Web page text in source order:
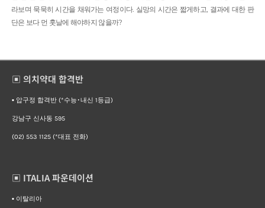
라보며 묵묵히 시간을 채워가는 여정이다. 실망의 시간은 짧게하고, 결과에 대한 판
단은 보다 먼 훗날에 해야하지 않을까?
▣ 의치약대 합격반
▪︎ 압구정 합격반 (*수능･내신 1등급)
강남구 신사동 595
(02) 553 1125 (*대표 전화)
▣ ITALIA 파운데이션
▪︎ 이탈리아